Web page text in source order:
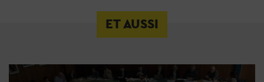
ET AUSSI